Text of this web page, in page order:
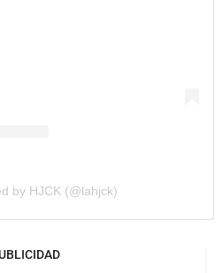
by HJCK (@lahjck)